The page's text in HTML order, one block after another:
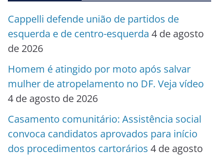
Cappelli defende união de partidos de
esquerda e de centro-esquerda 4 de agosto
de 2026
Homem é atingido por moto após salvar
mulher de atropelamento no DF. Veja vídeo
4 de agosto de 2026
Casamento comunitário: Assistência social
convoca candidatos aprovados para início
dos procedimentos cartorários 4 de agosto